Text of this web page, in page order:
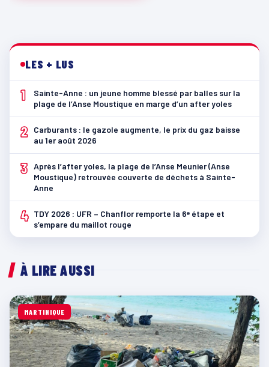
LES + LUS
1
Sainte-Anne : un jeune homme blessé par balles sur la
plage de l’Anse Moustique en marge d’un after yoles
2
Carburants : le gazole augmente, le prix du gaz baisse
au 1er août 2026
3 Après l’after yoles, la plage de l’Anse Meunier (Anse
Moustique) retrouvée couverte de déchets à Sainte-
Anne
4 TDY 2026 : UFR – Chanflor remporte la 6ᵉ étape et
s’empare du maillot rouge
À LIRE AUSSI
MARTINIQUE